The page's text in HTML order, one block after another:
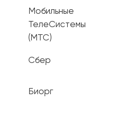
Мобильные
ТелеСистемы
(МТС)
Сбер
Биорг